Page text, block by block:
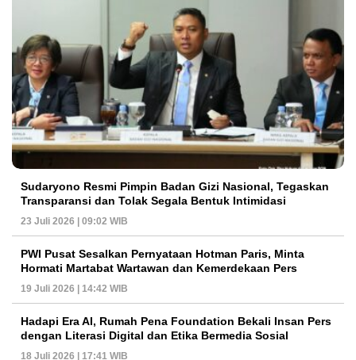
Sudaryono Resmi Pimpin Badan Gizi Nasional, Tegaskan
Transparansi dan Tolak Segala Bentuk Intimidasi
23 Juli 2026 | 09:02 WIB
PWI Pusat Sesalkan Pernyataan Hotman Paris, Minta
Hormati Martabat Wartawan dan Kemerdekaan Pers
19 Juli 2026 | 14:42 WIB
Hadapi Era AI, Rumah Pena Foundation Bekali Insan Pers
dengan Literasi Digital dan Etika Bermedia Sosial
18 Juli 2026 | 17:41 WIB